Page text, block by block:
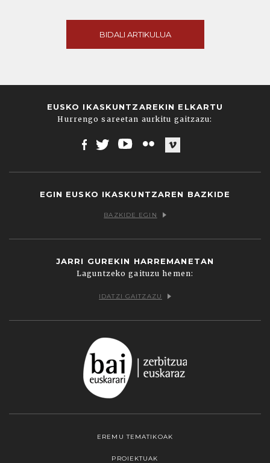
BIDALI ARTIKULUA
EUSKO IKASKUNTZAREKIN ELKARTU
Hurrengo sareetan aurkitu gaitzazu:
EGIN EUSKO IKASKUNTZAREN BAZKIDE
BAZKIDE EGIN
JARRI GUREKIN HARREMANETAN
Laguntzeko gaituzu hemen:
IDATZI GAITZAZU
EREMU TEMATIKOAK
PROIEKTUAK